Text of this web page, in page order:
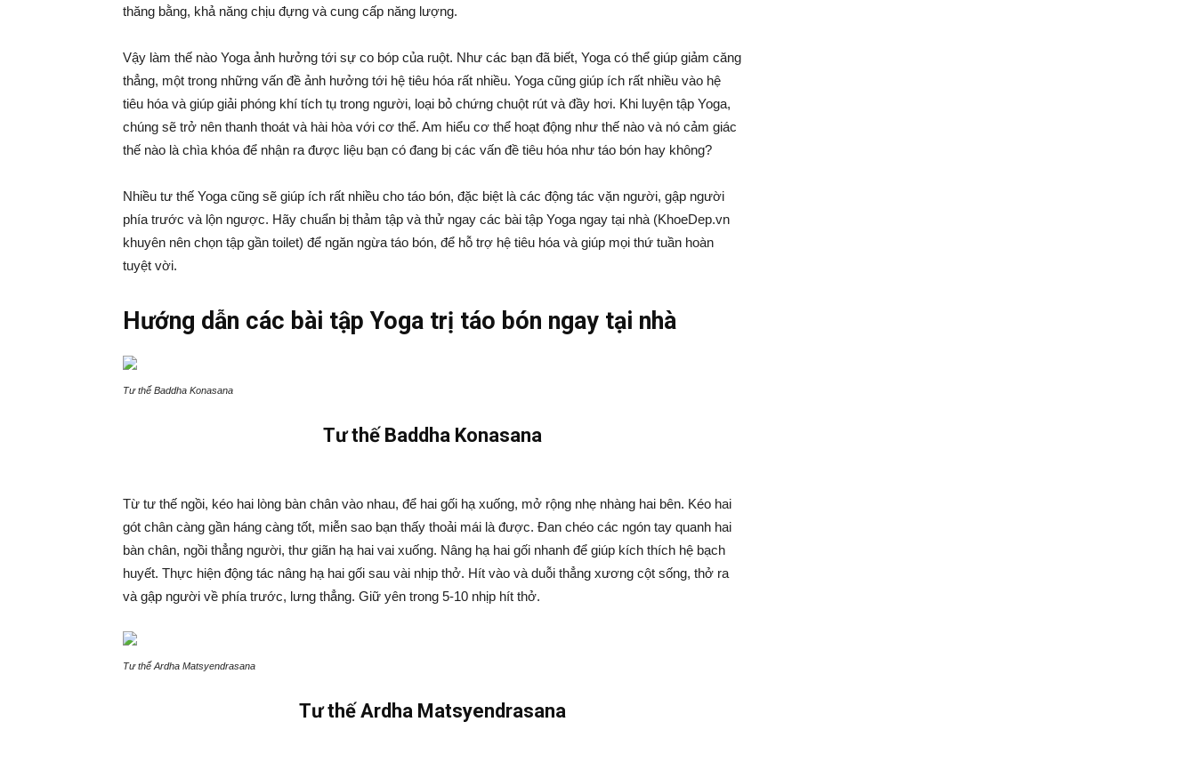
thăng bằng, khả năng chịu đựng và cung cấp năng lượng.
Vậy làm thế nào Yoga ảnh hưởng tới sự co bóp của ruột. Như các bạn đã biết, Yoga có thể giúp giảm căng
thẳng, một trong những vấn đề ảnh hưởng tới hệ tiêu hóa rất nhiều. Yoga cũng giúp ích rất nhiều vào hệ
tiêu hóa và giúp giải phóng khí tích tụ trong người, loại bỏ chứng chuột rút và đầy hơi. Khi luyện tập Yoga,
chúng sẽ trở nên thanh thoát và hài hòa với cơ thể. Am hiểu cơ thể hoạt động như thế nào và nó cảm giác
thế nào là chìa khóa để nhận ra được liệu bạn có đang bị các vấn đề tiêu hóa như táo bón hay không?
Nhiều tư thế Yoga cũng sẽ giúp ích rất nhiều cho táo bón, đặc biệt là các động tác vặn người, gập người
phía trước và lộn ngược. Hãy chuẩn bị thảm tập và thử ngay các bài tập Yoga ngay tại nhà (KhoeDep.vn
khuyên nên chọn tập gần toilet) để ngăn ngừa táo bón, để hỗ trợ hệ tiêu hóa và giúp mọi thứ tuần hoàn
tuyệt vời.
Hướng dẫn các bài tập Yoga trị táo bón ngay tại nhà
Tư thế Baddha Konasana
Tư thế Baddha Konasana
Từ tư thế ngồi, kéo hai lòng bàn chân vào nhau, để hai gối hạ xuống, mở rộng nhẹ nhàng hai bên. Kéo hai
gót chân càng gần háng càng tốt, miễn sao bạn thấy thoải mái là được. Đan chéo các ngón tay quanh hai
bàn chân, ngồi thẳng người, thư giãn hạ hai vai xuống. Nâng hạ hai gối nhanh để giúp kích thích hệ bạch
huyết. Thực hiện động tác nâng hạ hai gối sau vài nhịp thở. Hít vào và duỗi thẳng xương cột sống, thở ra
và gập người về phía trước, lưng thẳng. Giữ yên trong 5-10 nhịp hít thở.
Tư thế Ardha Matsyendrasana
Tư thế Ardha Matsyendrasana